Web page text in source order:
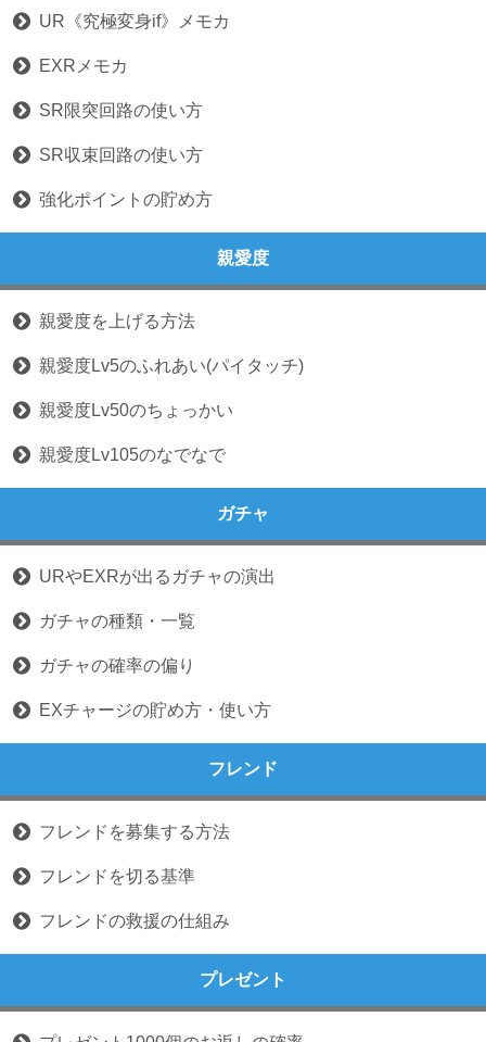
UR《究極変身if》メモカ
EXRメモカ
SR限突回路の使い方
SR収束回路の使い方
強化ポイントの貯め方
親愛度
親愛度を上げる方法
親愛度Lv5のふれあい(パイタッチ)
親愛度Lv50のちょっかい
親愛度Lv105のなでなで
ガチャ
URやEXRが出るガチャの演出
ガチャの種類・一覧
ガチャの確率の偏り
EXチャージの貯め方・使い方
フレンド
フレンドを募集する方法
フレンドを切る基準
フレンドの救援の仕組み
プレゼント